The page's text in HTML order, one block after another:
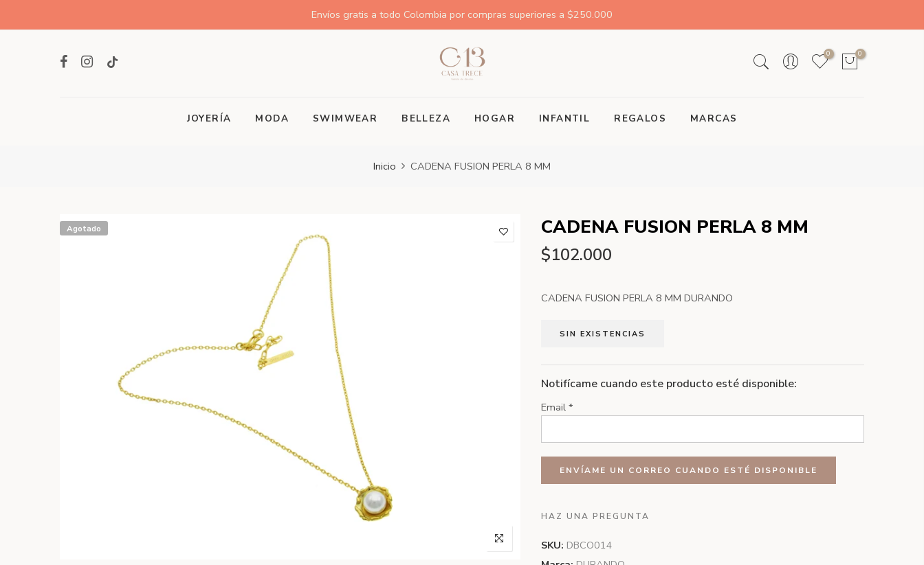
Envíos gratis a todo Colombia por compras superiores a $250.000
0 0
JOYERÍA MODA SWIMWEAR BELLEZA HOGAR INFANTIL REGALOS MARCAS
Inicio CADENA FUSION PERLA 8 MM
Agotado CADENA FUSION PERLA 8 MM
$102.000
CADENA FUSION PERLA 8 MM DURANDO
SIN EXISTENCIAS
Notifícame cuando este producto esté disponible:
Email *
HAZ UNA PREGUNTA
SKU: DBCO014